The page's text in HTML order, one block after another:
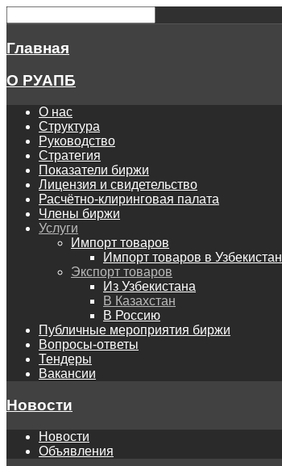
Главная
О РУАПБ
О нас
Структура
Руководство
Стратегия
Показатели биржи
Лицензия и свидетельство
Расчётно-клиринговая палата
Члены биржи
Услуги
Импорт товаров
Импорт товаров в Узбекистан
Экспорт товаров
Из Узбекистана
В Казахстан
В Россию
Публичные мероприятия биржи
Вопросы-ответы
Тендеры
Вакансии
Новости
Новости
Объявления